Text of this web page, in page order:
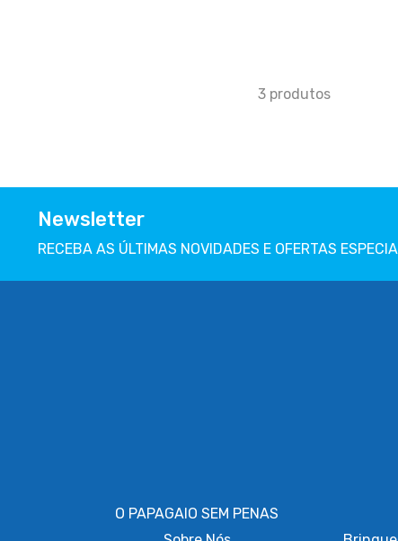
3 produtos
Newsletter
RECEBA AS ÚLTIMAS NOVIDADES E OFERTAS
O PAPAGAIO SEM PENAS